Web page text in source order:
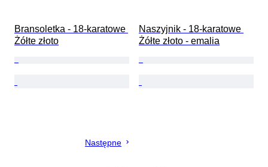
Bransoletka - 18-karatowe
Żółte złoto
Naszyjnik - 18-karatowe
Żółte złoto - emalia
Następne